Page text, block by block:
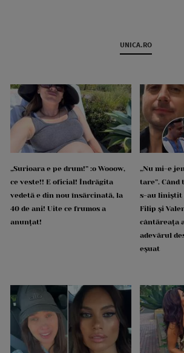
UNICA.RO
„Surioara e pe drum!” :o Wooow,
ce veste!! E oficial! Îndrăgita
vedetă e din nou însărcinată, la
40 de ani! Uite ce frumos a
anunțat!
„Nu mi-e
tare”. Când
s-au liniștit
Filip și
cântăreața
adevărul
eșuat